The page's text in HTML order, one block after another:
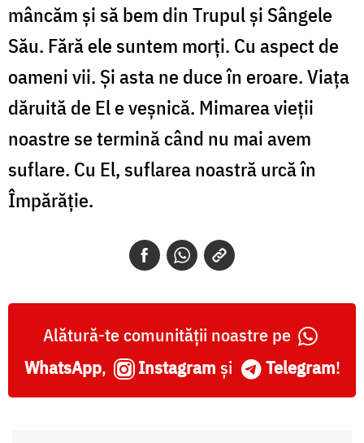
mâncăm și să bem din Trupul și Sângele
Său. Fără ele suntem morți. Cu aspect de
oameni vii. Și asta ne duce în eroare. Viața
dăruită de El e veșnică. Mimarea vieții
noastre se termină când nu mai avem
suflare. Cu El, suflarea noastră urcă în
Împărăție.
Alătură-te comunității noastre pe
WhatsApp, Instagram și Telegram!